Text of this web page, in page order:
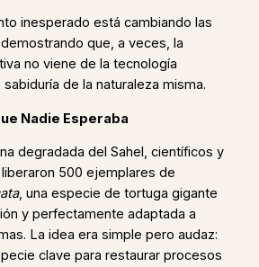
inesperado está cambiando las
que, a veces, la
no viene de la tecnología
de la naturaleza misma.
Nadie Esperaba
degradada del Sahel, científicos y
500 ejemplares de
, una especie de tortuga gigante
y perfectamente adaptada a
La idea era simple pero audaz:
clave para restaurar procesos